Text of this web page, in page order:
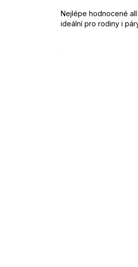
Nejlépe hodnocené
ideální pro rodiny i